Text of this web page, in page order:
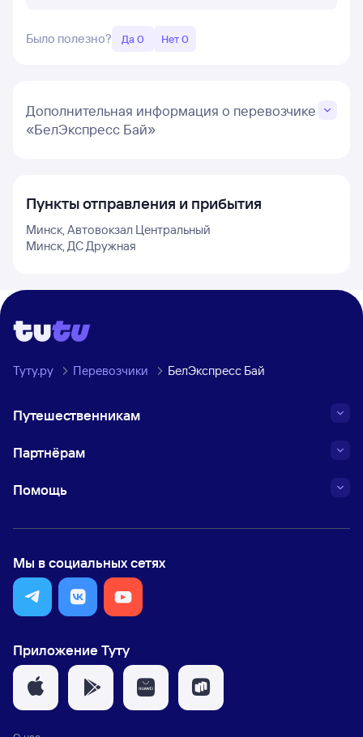
Было полезно? Да 0 Нет 0
Дополнительная информация о перевозчике
«БелЭкспресс Бай»
Пункты отправления и прибытия
Минск, Автовокзал Центральный
Минск, ДС Дружная
Туту.ру Перевозчики БелЭкспресс Бай
Путешественникам
Партнёрам
Помощь
Мы в социальных сетях
Приложение Туту